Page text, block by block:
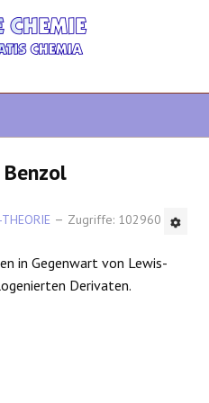
Zugriffe: 102960
in Gegenwart von Lewis-
Derivaten.